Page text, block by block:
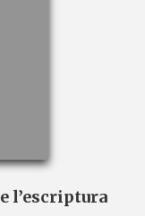
l’escriptura